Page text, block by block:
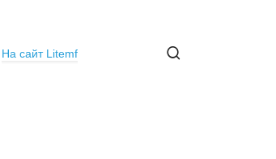
На сайт Litemf